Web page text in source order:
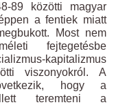
89 közötti magyar
a fentiek miatt
Most nem
fejtegetésbe
kapitalizmus
viszonyokról. A
hogy a
teremteni a